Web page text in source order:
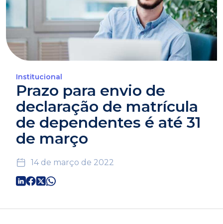
Institucional
Prazo para envio de
declaração de matrícula
de dependentes é até 31
de março
14 de março de 2022